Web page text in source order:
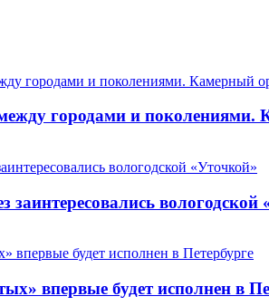
городами и
заинтересовались вологодской
впервые будет исполнен в